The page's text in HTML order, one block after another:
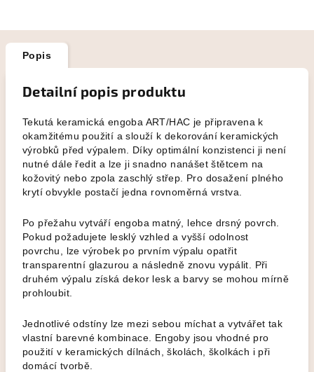
Popis
Detailní popis produktu
Tekutá keramická engoba ART/HAC je připravena k
okamžitému použití a slouží k dekorování keramických
výrobků před výpalem. Díky optimální konzistenci ji není
nutné dále ředit a lze ji snadno nanášet štětcem na
kožovitý nebo zpola zaschlý střep. Pro dosažení plného
krytí obvykle postačí jedna rovnoměrná vrstva.
Po přežahu vytváří engoba matný, lehce drsný povrch.
Pokud požadujete lesklý vzhled a vyšší odolnost
povrchu, lze výrobek po prvním výpalu opatřit
transparentní glazurou a následně znovu vypálit. Při
druhém výpalu získá dekor lesk a barvy se mohou mírně
prohloubit.
Jednotlivé odstíny lze mezi sebou míchat a vytvářet tak
vlastní barevné kombinace. Engoby jsou vhodné pro
použití v keramických dílnách, školách, školkách i při
domácí tvorbě.